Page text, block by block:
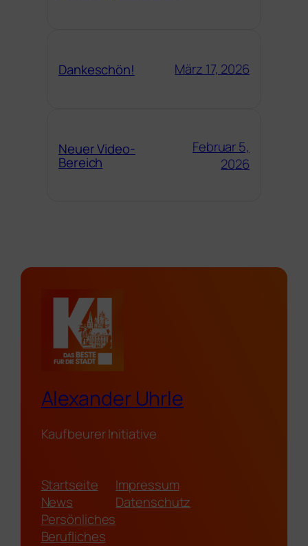
Dankeschön! März 17, 2026
Neuer Video-
Bereich
Februar 5,
2026
Alexander Uhrle
Kaufbeurer Initiative
Startseite
News
Persönliches
Berufliches
Impressum
Datenschutz